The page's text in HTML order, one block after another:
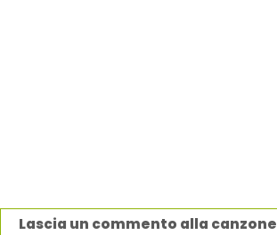
Lascia un commento alla canzone